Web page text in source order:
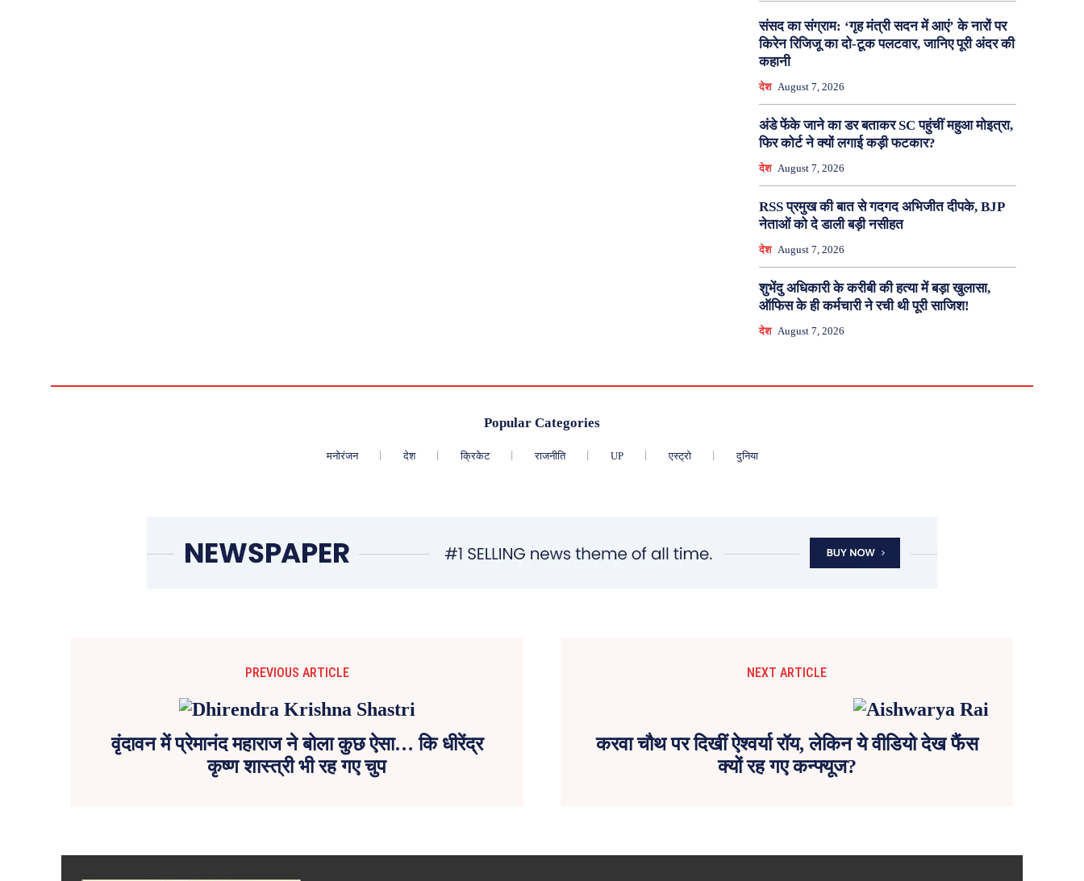
संसद का संग्राम: ‘गृह मंत्री सदन में आएं’ के नारों पर
किरेन रिजिजू का दो-टूक पलटवार, जानिए पूरी अंदर की
कहानी
देश August 7, 2026
अंडे फेंके जाने का डर बताकर SC पहुंचीं महुआ मोइत्रा,
फिर कोर्ट ने क्यों लगाई कड़ी फटकार?
देश August 7, 2026
RSS प्रमुख की बात से गदगद अभिजीत दीपके, BJP
नेताओं को दे डाली बड़ी नसीहत
देश August 7, 2026
शुभेंदु अधिकारी के करीबी की हत्या में बड़ा खुलासा,
ऑफिस के ही कर्मचारी ने रची थी पूरी साजिश!
देश August 7, 2026
Popular Categories
मनोरंजन देश क्रिकेट राजनीति UP एस्ट्रो दुनिया
PREVIOUS ARTICLE
वृंदावन में प्रेमानंद महाराज ने बोला कुछ ऐसा… कि धीरेंद्र
कृष्ण शास्त्री भी रह गए चुप
NEXT ARTICLE
करवा चौथ पर दिखीं ऐश्वर्या रॉय, लेकिन ये वीडियो देख फैंस
क्यों रह गए कन्फ्यूज?